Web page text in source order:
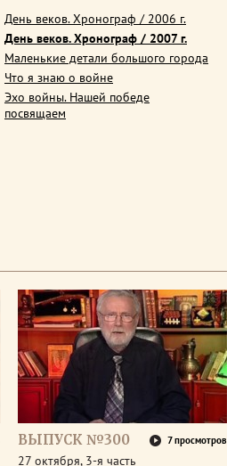
День веков. Хронограф / 2006 г.
День веков. Хронограф / 2007 г.
Маленькие детали большого города
Что я знаю о войне
Эхо войны. Нашей победе
посвящаем
ВЫПУСК №300 7 просмотров
27 октября, 3-я часть